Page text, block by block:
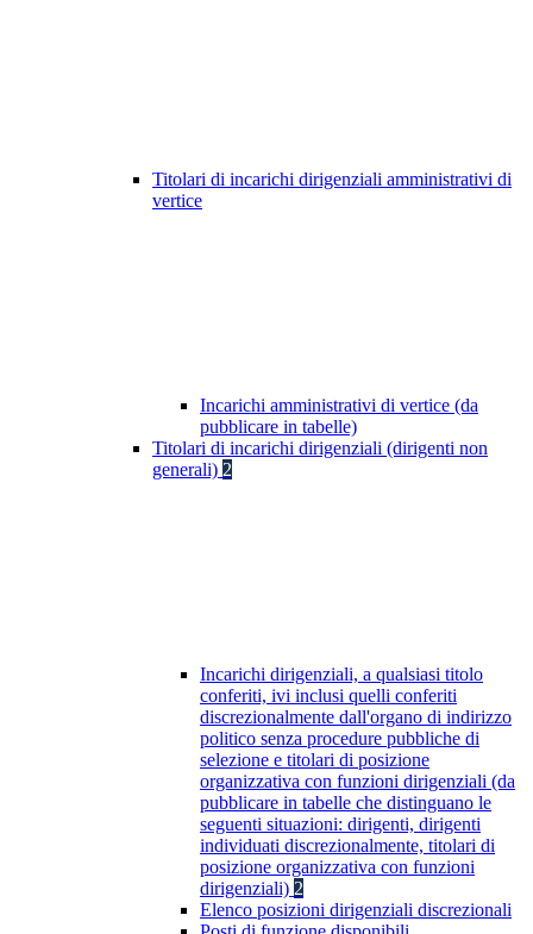
Titolari di incarichi dirigenziali amministrativi di
vertice
Incarichi amministrativi di vertice (da
pubblicare in tabelle)
Titolari di incarichi dirigenziali (dirigenti non
generali) 2
Incarichi dirigenziali, a qualsiasi titolo
conferiti, ivi inclusi quelli conferiti
discrezionalmente dall'organo di indirizzo
politico senza procedure pubbliche di
selezione e titolari di posizione
organizzativa con funzioni dirigenziali (da
pubblicare in tabelle che distinguano le
seguenti situazioni: dirigenti, dirigenti
individuati discrezionalmente, titolari di
posizione organizzativa con funzioni
dirigenziali) 2
Elenco posizioni dirigenziali discrezionali